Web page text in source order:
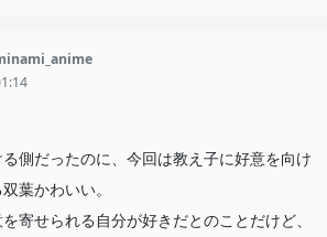
と友達、山田と吉和。それらに紗良は強く
良は欲しいものが手に入りそうにもない。
与えられるのに、自分を好きになってくれ
えられなかった
側だったのに、今回は教え子に好意を向け
葉かわいい。
寄せられる自分が好きだとのことだけど、